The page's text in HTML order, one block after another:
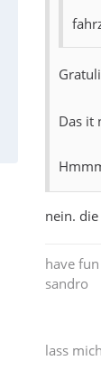
Das it
nein.
have fun
sandro
lass